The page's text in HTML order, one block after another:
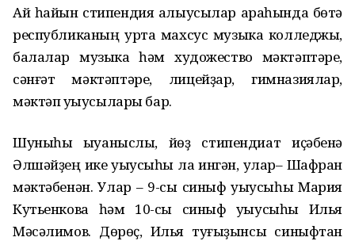
Ай һайын стипендия алыусылар араһында бөтә
республиканың урта махсус музыка колледжы,
балалар музыка һәм художество мәктәптәре,
сәнғәт мәктәптәре, лицейҙар, гимназиялар,
мәктәп уҡыусылары бар.
Шуныһы ҡыуаныслы, йөҙ стипендиат иҫәбенә
Әлшәйҙең ике уҡыусыһы ла ингән, улар– Шафран
мәктәбенән. Улар – 9-сы синыф уҡыусыһы Мария
Кутьенкова һәм 10-сы синыф уҡыусыһы Илья
Мәсәлимов. Дөрөҫ, Илья туғыҙынсы синыфтан